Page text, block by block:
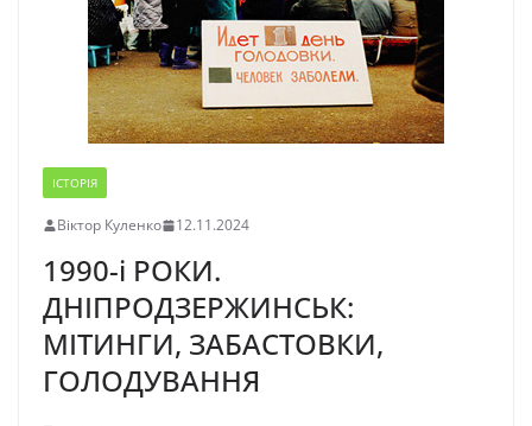
ІСТОРІЯ
Віктор Куленко 12.11.2024
1990-і РОКИ.
ДНІПРОДЗЕРЖИНСЬК:
МІТИНГИ, ЗАБАСТОВКИ,
ГОЛОДУВАННЯ